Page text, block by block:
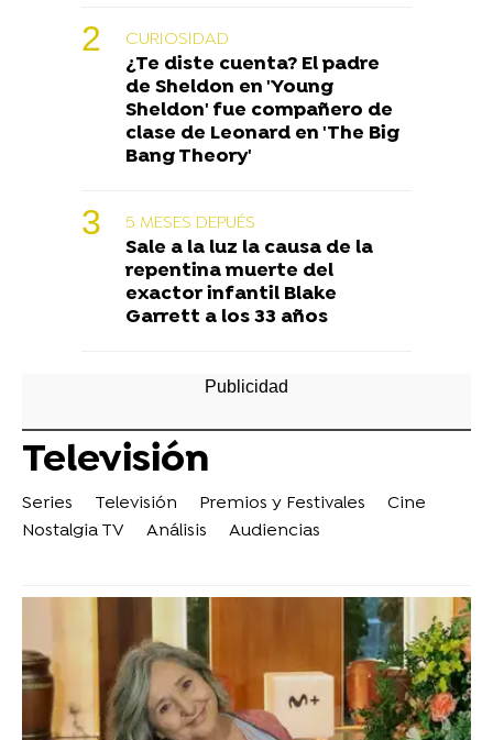
CURIOSIDAD
¿Te diste cuenta? El padre
de Sheldon en 'Young
Sheldon' fue compañero de
clase de Leonard en 'The Big
Bang Theory'
5 MESES DEPUÉS
Sale a la luz la causa de la
repentina muerte del
exactor infantil Blake
Garrett a los 33 años
Televisión
Series Televisión Premios y Festivales
Cine
Nostalgia TV
Análisis Audiencias